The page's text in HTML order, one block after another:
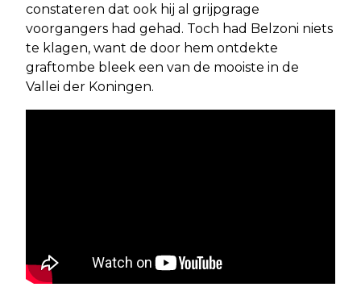
constateren dat ook hij al grijpgrage
voorgangers had gehad. Toch had Belzoni niets
te klagen, want de door hem ontdekte
graftombe bleek een van de mooiste in de
Vallei der Koningen.